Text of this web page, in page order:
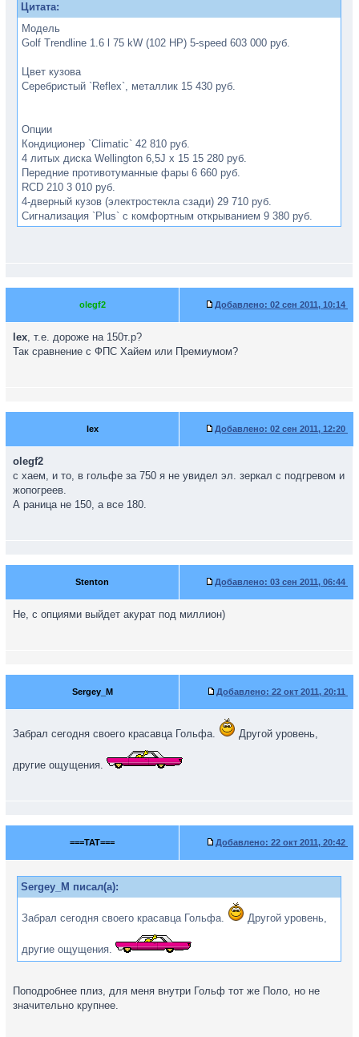
Цитата:
Модель
Golf Trendline 1.6 l 75 kW (102 HP) 5-speed 603 000 руб.
Цвет кузова
Серебристый `Reflex`, металлик 15 430 руб.
Опции
Кондиционер `Climatic` 42 810 руб.
4 литых диска Wellington 6,5J x 15 15 280 руб.
Передние противотуманные фары 6 660 руб.
RCD 210 3 010 руб.
4-дверный кузов (электростекла сзади) 29 710 руб.
Сигнализация `Plus` с комфортным открыванием 9 380 руб.
Спинка заднего сиденья с ассиметричным (1/3 - 2/3)
сзади 6 460 руб.
Полноразмерное легкосплавное запасное колесо 11 150 руб.
olegf2 Добавлено: 02 сен 2011, 10:14
lex, т.е. дороже на 150т.р?
Так сравнение с ФПС Хайем или Премиумом?
lex Добавлено: 02 сен 2011, 12:20
olegf2
с хаем, и то, в гольфе за 750 я не увидел эл. зеркал с подгревом и
жопогреев.
А раница не 150, а все 180.
Stenton Добавлено: 03 сен 2011, 06:44
Не, с опциями выйдет акурат под миллион)
Sergey_M Добавлено: 22 окт 2011, 20:11
Забрал сегодня своего красавца Гольфа. Другой уровень,
другие ощущения.
===TAT=== Добавлено: 22 окт 2011, 20:42
Sergey_M писал(а):
Забрал сегодня своего красавца Гольфа. Другой уровень,
другие ощущения.
Поподробнее плиз, для меня внутри Гольф тот же Поло, но не
значительно крупнее.